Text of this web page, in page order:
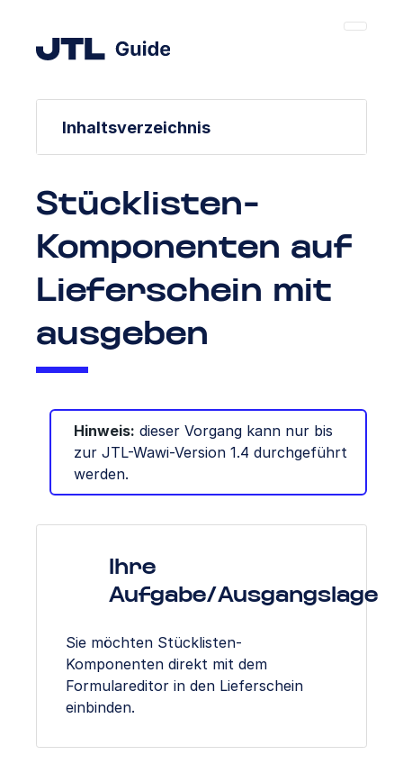
Inhaltsverzeichnis
Stücklisten-
Komponenten auf
Lieferschein mit
ausgeben
Hinweis: dieser Vorgang kann nur bis
zur JTL-Wawi-Version 1.4 durchgeführt
werden.
Ihre
Aufgabe/Ausgangslage
Sie möchten Stücklisten-
Komponenten direkt mit dem
Formulareditor in den Lieferschein
einbinden.